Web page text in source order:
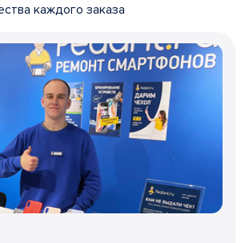
каждого заказа